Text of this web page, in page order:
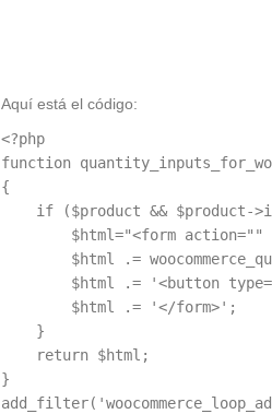
Aquí está el código:
<?php
function
{
if ($product && $product-
$html="<form action=""
$html .=
$html .= '<button
        $html .= '</form>';
    }
    return $html;
}